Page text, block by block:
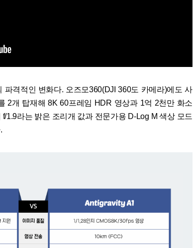
격적인 변화다. 오즈모360(DJI 360도 카메라)에도 사
2개 탑재해 8K 60프레임 HDR 영상과 1억 2천만 화소
1.9라는 밝은 조리개 값과 전문가용 D-Log M 색상 모드